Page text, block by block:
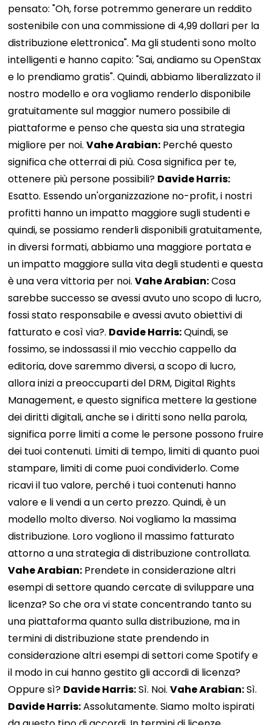
pensato: "Oh, forse potremmo generare un reddito
sostenibile con una commissione di 4,99 dollari per la
distribuzione elettronica". Ma gli studenti sono molto
intelligenti e hanno capito: "Sai, andiamo su OpenStax
e lo prendiamo gratis". Quindi, abbiamo liberalizzato il
nostro modello e ora vogliamo renderlo disponibile
gratuitamente sul maggior numero possibile di
piattaforme e penso che questa sia una strategia
migliore per noi.Vahe Arabian: Perché questo
significa che otterrai di più. Cosa significa per te,
ottenere più persone possibili? Davide Harris:
Esatto. Essendo un'organizzazione no-profit, i nostri
profitti hanno un impatto maggiore sugli studenti e
quindi, se possiamo renderli disponibili gratuitamente,
in diversi formati, abbiamo una maggiore portata e
un impatto maggiore sulla vita degli studenti e questa
è una vera vittoria per noi.Vahe Arabian:Cosa
sarebbe successo se avessi avuto uno scopo di lucro,
fossi stato responsabile e avessi avuto obiettivi di
fatturato e così via?. Davide Harris:Quindi, se
fossimo, se indossassi il mio vecchio cappello da
editoria, dove saremmo diversi, a scopo di lucro,
allora inizi a preoccuparti del DRM, Digital Rights
Management, e questo significa mettere la gestione
dei diritti digitali, anche se i diritti sono nella parola,
significa porre limiti a come le persone possono fruire
dei tuoi contenuti. Limiti di tempo, limiti di quanto puoi
stampare, limiti di come puoi condividerlo. Come
ricavi il tuo valore, perché i tuoi contenuti hanno
valore e li vendi a un certo prezzo. Quindi, è un
modello molto diverso. Noi vogliamo la massima
distribuzione. Loro vogliono il massimo fatturato
attorno a una strategia di distribuzione controllata.
Vahe Arabian: Prendete in considerazione altri
esempi di settore quando cercate di sviluppare una
licenza? So che ora vi state concentrando tanto su
una piattaforma quanto sulla distribuzione, ma in
termini di distribuzione state prendendo in
considerazione altri esempi di settori come Spotify e
il modo in cui hanno gestito gli accordi di licenza?
Oppure sì? Davide Harris:Sì. Noi.Vahe Arabian:Sì.
Davide Harris:Assolutamente. Siamo molto ispirati